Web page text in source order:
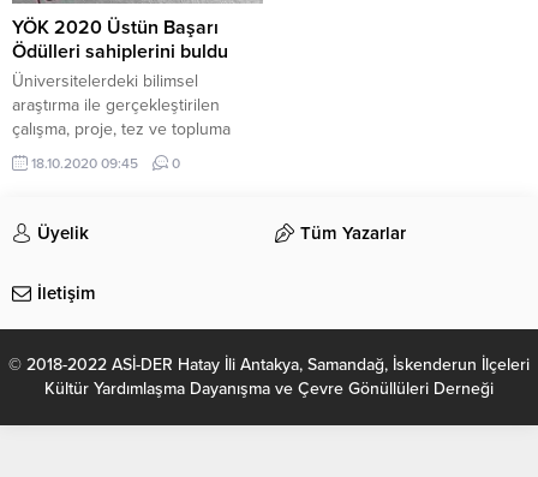
YÖK 2020 Üstün Başarı
Ödülleri sahiplerini buldu
Üniversitelerdeki bilimsel
araştırma ile gerçekleştirilen
çalışma, proje, tez ve topluma
hizmet faaliyetlerini teşvik etmek
amacıyla Yükseköğretim Kurulu
eğitim-öğretim yılında ilk kez
hayata geçirilen ve bu yıl
Başarı Ödülleri" sahiplerini
Kültür Merkezi'nde düzenlenen
"2020-2021 Yükseköğretim
18.10.2020 09:45 0
Üyelik Tüm Yazarlar
İletişim
© 2018-2022 ASİ-DER Hatay İli Antakya, Samandağ, İskenderun İlçeleri
Kültür Yardımlaşma Dayanışma ve Çevre Gönüllüleri Derneği